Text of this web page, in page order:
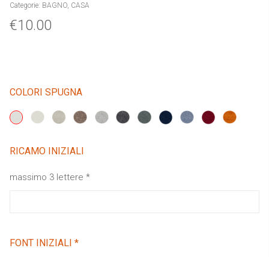
Categorie: BAGNO, CASA
€10.00
COLORI SPUGNA
RICAMO INIZIALI
massimo 3 lettere *
FONT INIZIALI *